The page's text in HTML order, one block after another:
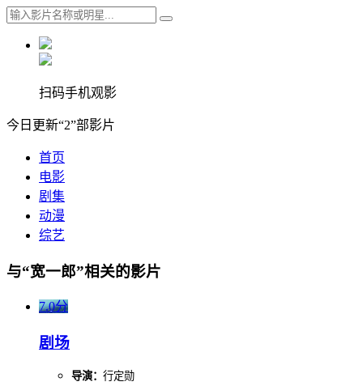
扫码手机观影
今日更新“2”部影片
首页
电影
剧集
动漫
综艺
与“宽一郎”相关的影片
7.0分
剧场
导演： 行定勋